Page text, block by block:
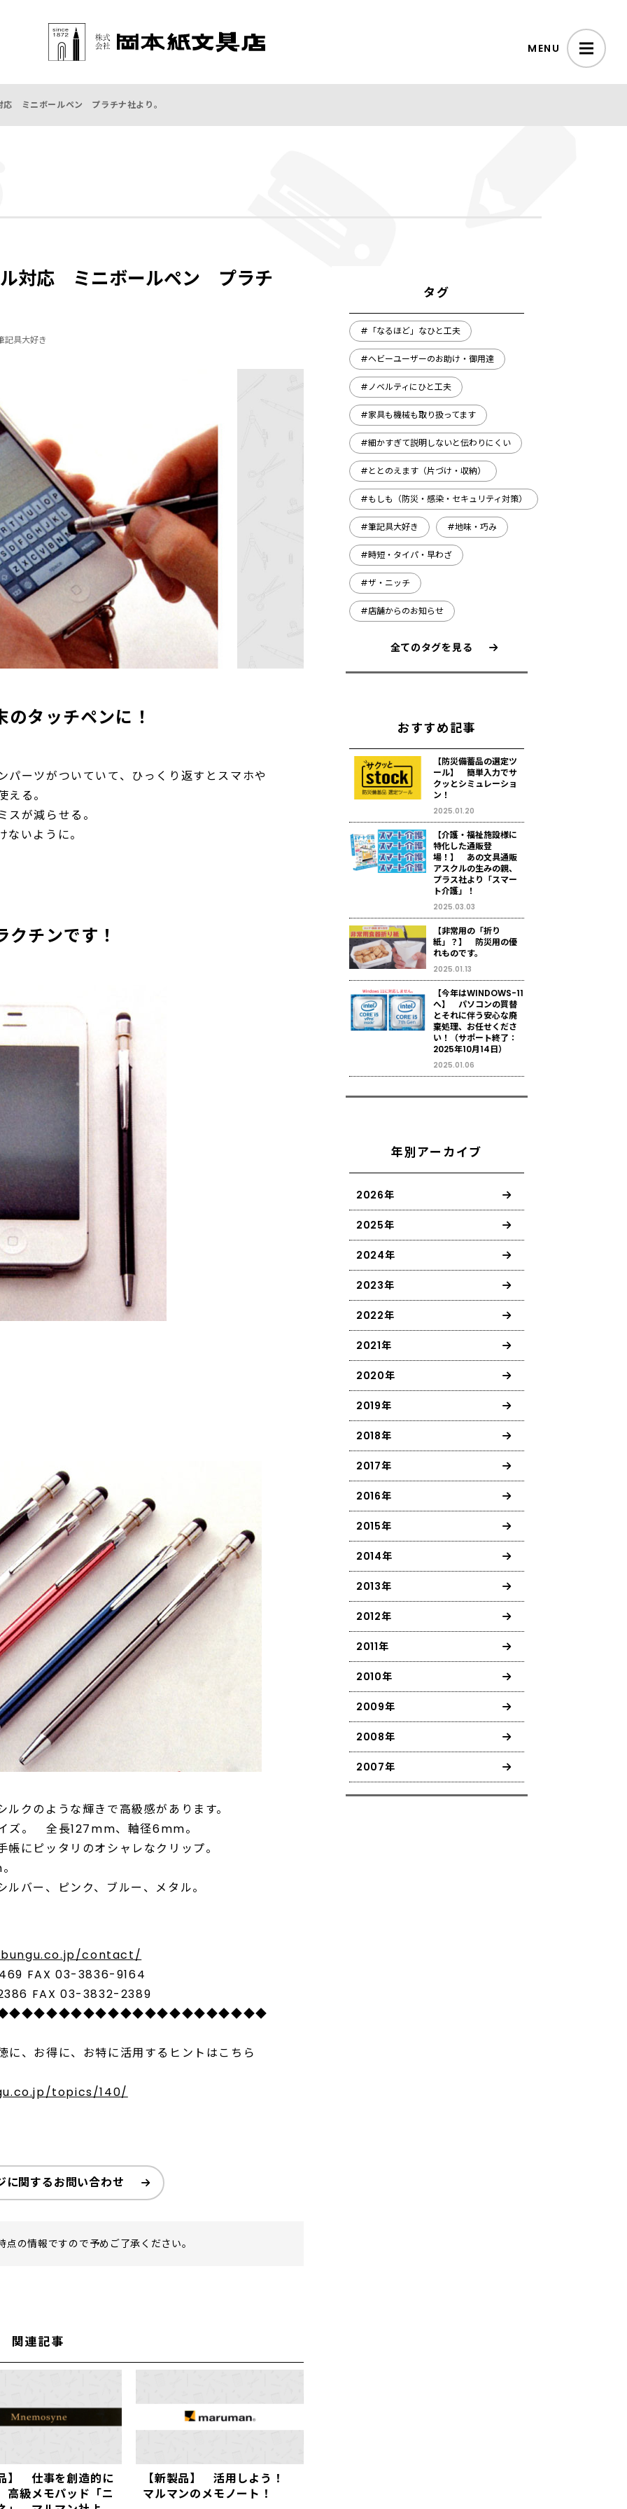
MENU
ミニボールペン プラチナ社より。
対応 ミニボールペン プラチ
記具大好き
タッチペンに！
ーツがついていて、ひっくり返すとスマホや
る。
が減らせる。
いように。
チンです！
クのような輝きで高級感があります。
ズ。 全長127mm、軸径6mm。
にピッタリのオシャレなクリップ。
バー、ピンク、ブルー、メタル。
contact/
FAX 03-3836-9164
FAX 03-3832-2389
お得に、お特に活用するヒントはこちら
topics/140/
に関するお問い合わせ
の情報ですので予めご了承ください。
関連記事
】 仕事を創造的に
級メモパッド「ニ
【新製品】 活用しよう！
マルマンのメモノート！
タグ
#「なるほど」なひと工夫
#ヘビーユーザーのお助け・御用達
#ノベルティにひと工夫
#家具も機械も取り扱ってます
#細かすぎて説明しないと伝わりにくい
#ととのえます（片づけ・収納）
#もしも（防災・感染・セキュリティ対策）
#筆記具大好き #地味・巧み
#時短・タイパ・早わざ
#ザ・ニッチ
#店舗からのお知らせ
全てのタグを見る
おすすめ記事
【防災備蓄品の選定ツ
ール】 簡単入力でサ
クッとシミュレーショ
ン！
2025.01.20
【介護・福祉施設様に
特化した通販登
場！】 あの文具通販
アスクルの生みの親、
プラス社より「スマー
ト介護」！
2025.03.03
【非常用の「折り
紙」？】 防災用の優
れものです。
2025.01.13
【今年はWINDOWS-11
へ】 パソコンの買替
とそれに伴う安心な廃
棄処理、お任せくださ
い！（サポート終了：
2025年10月14日）
2025.01.06
年別アーカイブ
2026年
2025年
2024年
2023年
2022年
2021年
2020年
2019年
2018年
2017年
2016年
2015年
2014年
2013年
2012年
2011年
2010年
2009年
2008年
2007年